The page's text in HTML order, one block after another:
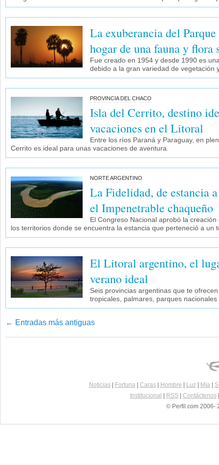
La exuberancia del
hogar de una fauna y flora
Fue creado en 1954 y desde 1990 es
debido a la gran variedad de vegetación
PROVINCIA DEL CHACO
Isla del Cerrito, destino
vacaciones en el Litoral
Entre los ríos Paraná y Paraguay, en
Cerrito es ideal para unas vacaciones de aventura.
NORTE ARGENTINO
La Fidelidad, de estancia
el Impenetrable chaqueño
El Congreso Nacional aprobó la
los territorios donde se encuentra la estancia que perteneció a un
El Litoral argentino, el
verano ideal
Seis provincias argentinas que te
tropicales, palmares, parques
← Entradas más antiguas
Noticias| Fortuna| Caras| Hombre Luz| Mía|
Institucional
RSS| Contáctenos
© Perfil.com 2006-